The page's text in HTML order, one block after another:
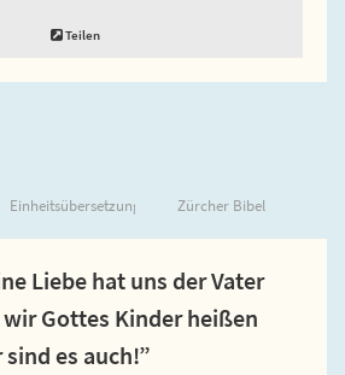
Teilen
Einheitsübersetzung Zürcher Bibel
Liebe hat uns der Vater
Gottes Kinder heißen
es auch!”